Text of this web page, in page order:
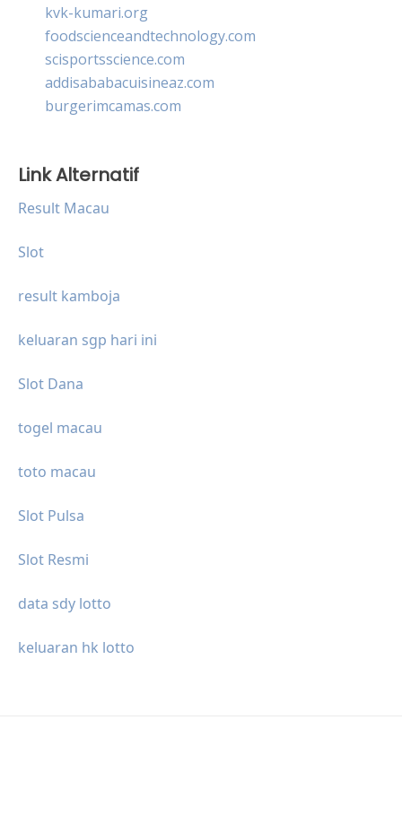
kvk-kumari.org
foodscienceandtechnology.com
scisportsscience.com
addisababacuisineaz.com
burgerimcamas.com
Link Alternatif
Result Macau
Slot
result kamboja
keluaran sgp hari ini
Slot Dana
togel macau
toto macau
Slot Pulsa
Slot Resmi
data sdy lotto
keluaran hk lotto